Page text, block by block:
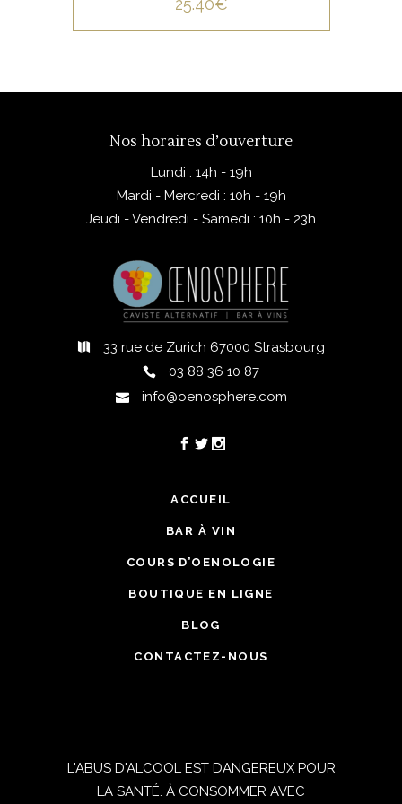
particulièrement adapté à
volailles ou de plats délicats.
25.40€
Nos horaires d’ouverture
Lundi : 14h - 19h
Mardi - Mercredi : 10h - 19h
Jeudi - Vendredi - Samedi : 10h - 23h
33 rue de Zurich 67000 Strasbourg
03 88 36 10 87
info@oenosphere.com
ACCUEIL
BAR À VIN
COURS D’OENOLOGIE
BOUTIQUE EN LIGNE
BLOG
CONTACTEZ-NOUS
L'ABUS D'ALCOOL EST DANGEREUX POUR
LA SANTÉ. À CONSOMMER AVEC